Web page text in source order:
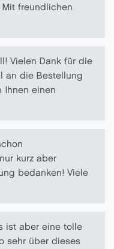
freundlichen
Vielen Dank für die
an die Bestellung
Ihnen einen
kurz aber
bedanken! Viele
ist aber eine tolle
sehr über dieses